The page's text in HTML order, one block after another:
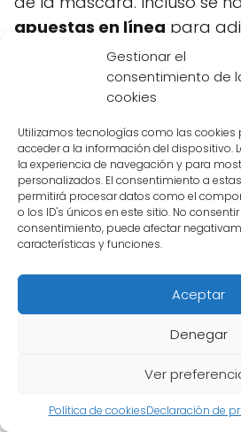
Gestionar el
consentimiento de
cookies
Utilizamos tecnologías como las
acceder a la información del dispositivo.
la experiencia de navegación y para
personalizados. El consentimiento a
permitirá procesar datos como el
o los ID's únicos en este sitio. No consentir
consentimiento, puede afectar
características y funciones.
Aceptar
Denegar
Ver
Política de cookiesDeclaración de
apuestas en línea para
podría ser el verdadero
Black Freezer.
tan emocionados con la
Algunoscríticos
suerte o que Black Freezer
en ese momento. Sin
comentariosnegativos
celebrando la derrota del
misterioso
ansiosa por descubrir quién
enigmático personajey